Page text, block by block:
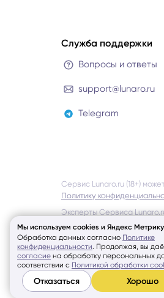
Мы используем cookies и Яндекс Метрику
Обработка данных согласно Политике
конфиденциальности. Продолжая, вы
согласие на обработку персональных
соответствии с Политикой обработки
Отказаться Хорошо
Служба поддержки
Вопросы и ответы
support@lunaro.ru
Telegram
Сервис Lunaro.ru (18+)
Политику
Эксперты Сервиса
однако не несёт
Lunaro.ru не гарантирует,
местонахождения и
помощи. Эксперты
в соответствующее
© Lunaro, 2026